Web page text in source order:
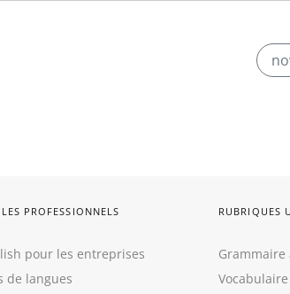
PROFESSIONNELS
pour les entreprises
de langues
RUBRIQUES
Grammaire